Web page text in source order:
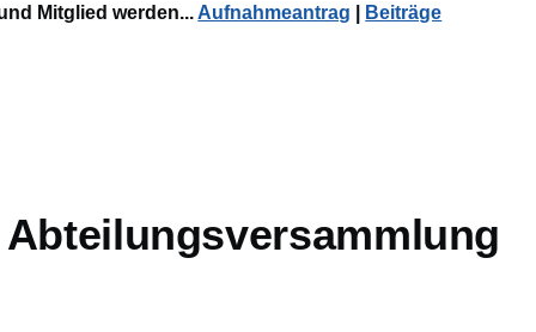
Mitglied werden... Aufnahmeantrag Beiträge